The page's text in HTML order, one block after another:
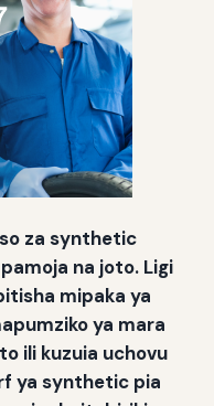
za synthetic
na joto. Ligi
mipaka ya
ya mara
ili kuzuia uchovu
ya synthetic pia